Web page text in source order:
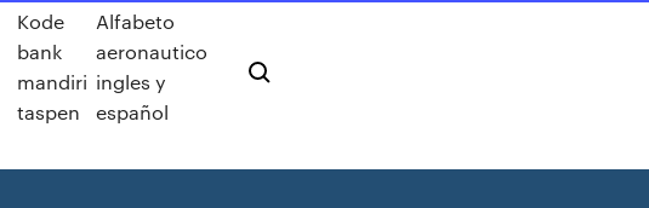
Kode
bank
mandiri
taspen
Alfabeto
aeronautico
ingles y
español